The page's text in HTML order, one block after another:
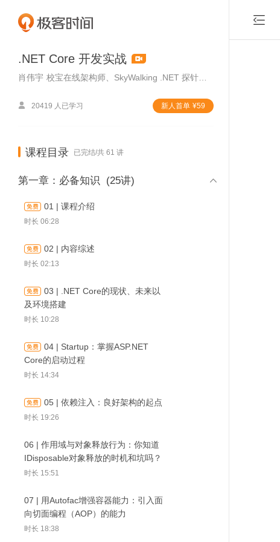
.NET Core 开发实战
肖伟宇
 20419 人已学习 新⼈⾸单 ¥59
课程目录 已完结/共 61 讲
第一章：必备知识 (25讲) 
01 | 课程介绍
时长 06:28
02 | 内容综述
时长 02:13
03 | .NET Core的现状、未来以
及环境搭建
时长 10:28
04 | Startup：掌握ASP.NET
Core的启动过程
时长 14:34
05 | 依赖注入：良好架构的起点
时长 19:26
06 | 作用域与对象释放行为：你知道
IDisposable对象释放的时机和坑吗？
时长 15:51
07 | 用Autofac增强容器能力：引入面
向切面编程（AOP）的能力
时长 18:38

日志的最佳姿势
不同请求之间的日志干